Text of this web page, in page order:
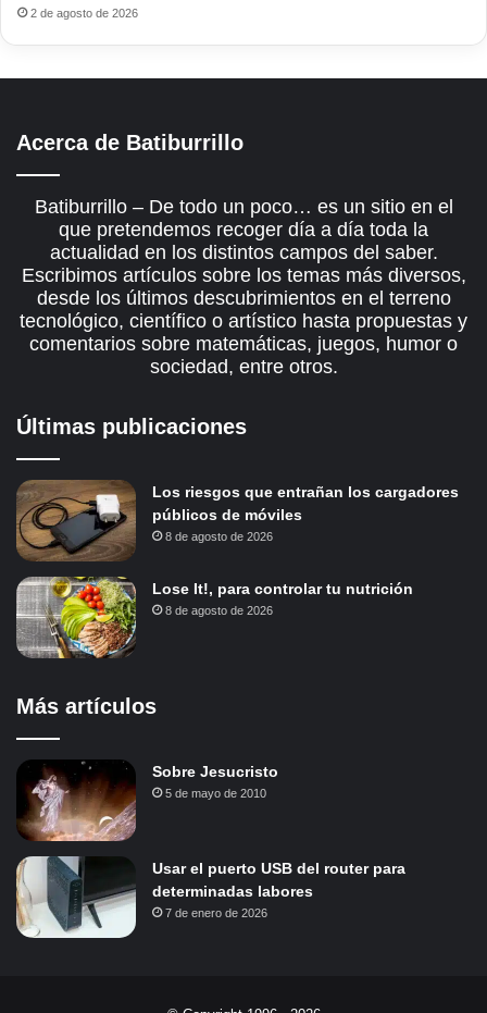
2 de agosto de 2026
Acerca de Batiburrillo
Batiburrillo – De todo un poco… es un sitio en el
que pretendemos recoger día a día toda la
actualidad en los distintos campos del saber.
Escribimos artículos sobre los temas más diversos,
desde los últimos descubrimientos en el terreno
tecnológico, científico o artístico hasta propuestas y
comentarios sobre matemáticas, juegos, humor o
sociedad, entre otros.
Últimas publicaciones
Los riesgos que entrañan los cargadores
públicos de móviles
8 de agosto de 2026
Lose It!, para controlar tu nutrición
8 de agosto de 2026
Más artículos
Sobre Jesucristo
5 de mayo de 2010
Usar el puerto USB del router para
determinadas labores
7 de enero de 2026